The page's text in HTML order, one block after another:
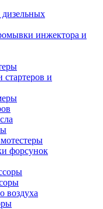
инжектора и
и
форсунок
воздуха